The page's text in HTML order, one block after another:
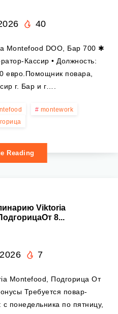
40
Montefood DOO, Бар 700 ✱
Кассир • Должность:
евро.Помощник повара,
г. Бар и г….
montework
Reading
Viktoria
8...
7
Montefood, Подгорица От
Требуется повар-
понедельника по пятницу,